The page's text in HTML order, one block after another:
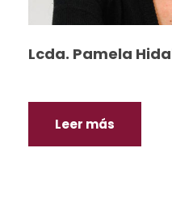
Lcda. Pamela
Leer más